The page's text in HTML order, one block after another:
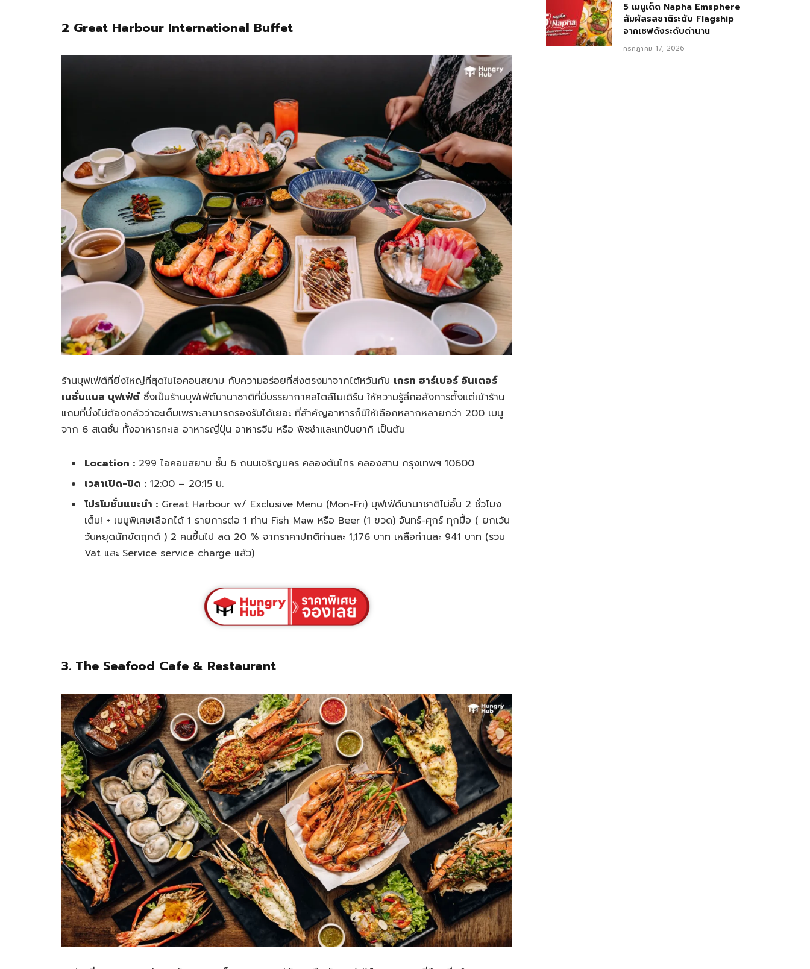
2 Great Harbour International Buffet
ร้านบุฟเฟ่ต์ที่ยิ่งใหญ่ที่สุดในไอคอนสยาม กับความอร่อยที่ส่งตรงมาจากไต้หวันกับ เกรท ฮาร์เบอร์ อินเตอร์
เนชั่นแนล บุฟเฟ่ต์ซึ่งเป็นร้านบุฟเฟ่ต์นานาชาติที่มีบรรยากาศสไตล์โมเดิร์น ให้ความรู้สึกอลังการตั้งแต่เข้าร้าน
แถมที่นั่งไม่ต้องกลัวว่าจะเต็มเพราะสามารถรองรับได้เยอะ ที่สำคัญอาหารก็มีให้เลือกหลากหลายกว่า 200 เมนู
จาก 6 สเตชั่น ทั้งอาหารทะเล อาหารญี่ปุ่น อาหารจีน หรือ พิซซ่าและเทปันยากิ เป็นต้น
Location : 299 ไอคอนสยาม ชั้น 6 ถนนเจริญนคร คลองต้นไทร คลองสาน กรุงเทพฯ 10600
เวลาเปิด-ปิด : 12:00 – 20:15 น.
โปรโมชั่นแนะนำ : Great Harbour w/ Exclusive Menu (Mon-Fri) บุฟเฟ่ต์นานาชาติไม่อั้น 2 ชั่วโมง
เต็ม! + เมนูพิเศษเลือกได้ 1 รายการต่อ 1 ท่าน Fish Maw หรือ Beer (1 ขวด) จันทร์-ศุกร์ ทุกมื้อ ( ยกเว้น
วันหยุดนักขัตฤกต์ ) 2 คนขึ้นไป ลด 20 % จากราคาปกติท่านละ 1,176 บาท เหลือท่านละ 941 บาท (รวม
Vat และ Service service charge แล้ว)
3. The Seafood Cafe & Restaurant
5 เมนูเด็ด Napha Emsphere
สัมผัสรสชาติระดับ Flagship
จากเชฟดังระดับตำนาน
กรกฎาคม 17, 2026